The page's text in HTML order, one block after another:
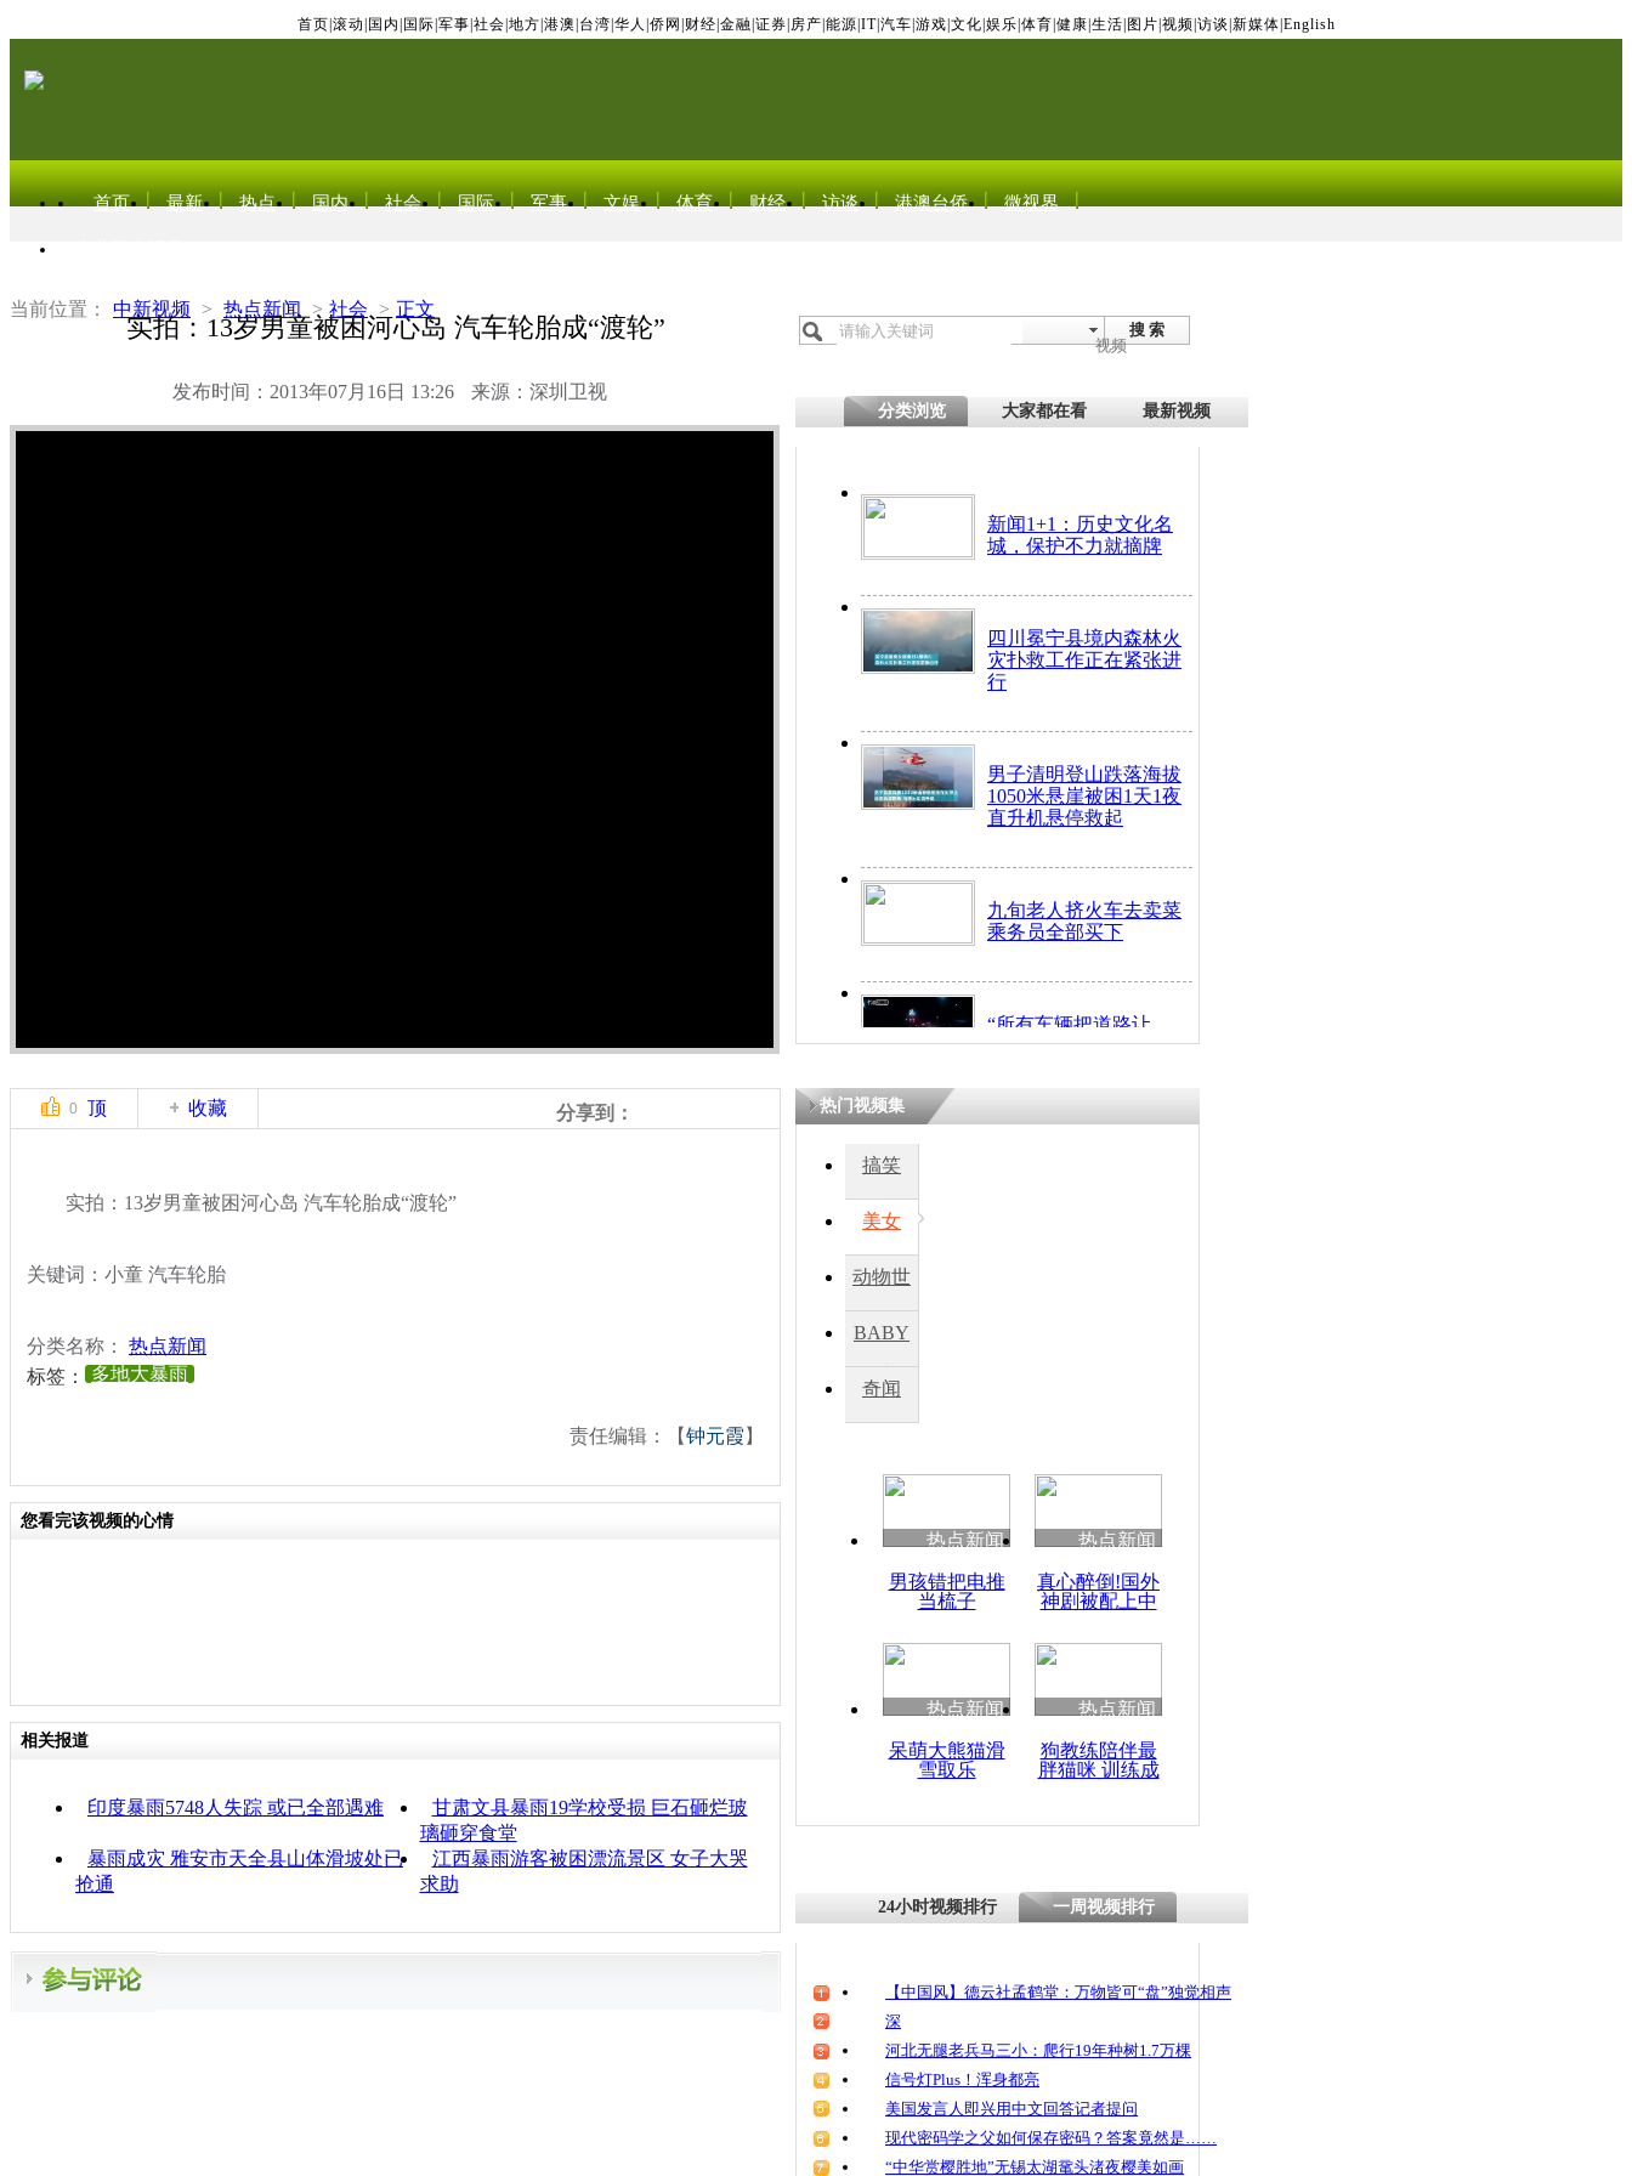
首页 滚动 国内 国际 军事 社会 地方 港澳 台湾 华人 侨网 财经 金融 证券 房产 能源 IT| 汽车 游戏 文化 娱乐 体育 健康 生活 图片 视频 访谈 新媒体 English
首页 最新 热点 国内 社会 国际 军事 文娱 体育 财经 访谈 港澳台侨 微视界
当前位置： 中新视频 > 热点新闻 > 社会 > 正文
实拍：13岁男童被困河心岛 汽车轮胎成“渡轮”
发布时间：2013年07月16日 13:26 来源：深圳卫视
搜 索
视频
分类浏览 大家都在看 最新视频
新闻1+1：历史文化名
城，保护不力就摘牌
四川冕宁县境内森林火
灾扑救工作正在紧张进
行
男子清明登山跌落海拔
1050米悬崖被困1天1夜
直升机悬停救起
九旬老人挤火车去卖菜
乘务员全部买下
“所有车辆把道路让
开！”儿童突发疾病交
四川兴文苗乡上万人欢
度苗族花山节
清明祭英烈 哀思悼忠
实拍：13岁男童被困河
0 顶 收藏 分享到：
实拍：13岁男童被困河心岛 汽车轮胎成“渡轮”
关键词：小童 汽车轮胎
分类名称： 热点新闻
标签：
多地大暴雨
责任编辑：【钟元霞 】
您看完该视频的心情
相关报道
印度暴雨5748人失踪 或已全部遇难
甘肃文县暴雨19学校受损 巨石砸烂玻
璃砸穿食堂
暴雨成灾 雅安市天全县山体滑坡处已
抢通
江西暴雨游客被困漂流景区 女子大哭
求助
热门视频集
搞笑
美女
动物世
BABY
秀
奇闻
热点新闻
男孩错把电推
当梳子
热点新闻
真心醉倒!国外
神剧被配上中
热点新闻
呆萌大熊猫滑
雪取乐
热点新闻
狗教练陪伴最
胖猫咪 训练成
24小时视频排行 一周视频排行
【中国风】德云社孟鹤堂：万物皆可“盘”独觉相声
深
河北无腿老兵马三小：爬行19年种树1.7万棵
信号灯Plus！浑身都亮
美国发言人即兴用中文回答记者提问
现代密码学之父如何保存密码？答案竟然是……
“中华赏樱胜地”无锡太湖鼋头渚夜樱美如画